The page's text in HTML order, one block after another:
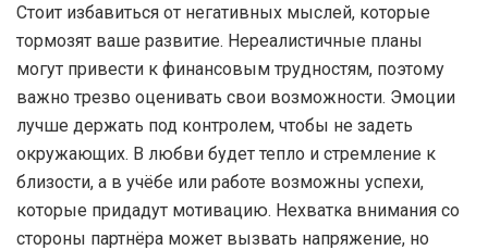
Стоит избавиться от негативных мыслей, которые
тормозят ваше развитие. Нереалистичные планы
могут привести к финансовым трудностям, поэтому
важно трезво оценивать свои возможности. Эмоции
лучше держать под контролем, чтобы не задеть
окружающих. В любви будет тепло и стремление к
близости, а в учёбе или работе возможны успехи,
которые придадут мотивацию. Нехватка внимания со
стороны партнёра может вызвать напряжение, но